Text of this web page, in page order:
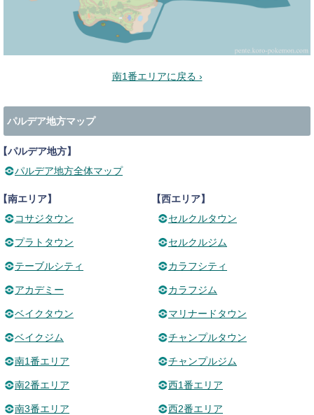
南1番エリアに戻る ›
パルデア地方マップ
パルデア地方】
パルデア地方全体マップ
南エリア】
コサジタウン
プラトタウン
テーブルシティ
アカデミー
ベイクタウン
ベイクジム
南1番エリア
南2番エリア
南3番エリア
【西エリア】
セルクルタウン
セルクルジム
カラフシティ
カラフジム
マリナードタウン
チャンプルタウン
チャンプルジム
西1番エリア
西2番エリア